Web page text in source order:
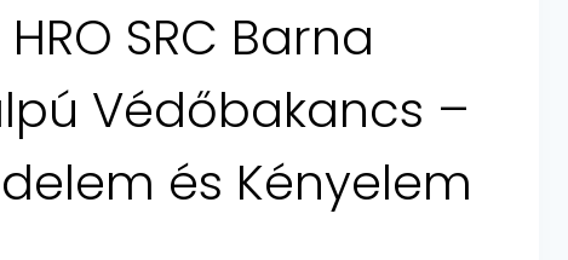
HRO SRC Barna
Védőbakancs –
és Kényelem